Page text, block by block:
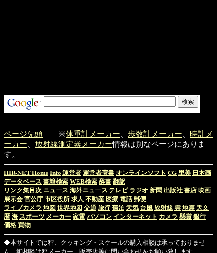
ページ先頭 ※体重計メーカー 歩数計メーカー
時計メ
ーカー
放射線測定器メーカー情報は別なページにありま
す。
HIR-NET Home Info 運営者 運営者著書 オンラインソフト CG 里美 日本画
データベース 書籍検索 WEB検索 辞書 翻訳
リンク集目次 ニュース 海外ニュース テレビ ラジオ 新聞 出版社 書店 映画
展示会 官公庁 市区役所 求人 不動産 医療 電話 郵便
ライブカメラ 地図 世界地図 交通 旅行 宿泊 天気 台風 放射線 雲 地震 天文
暦 海 スポーツ メーカー 家電 パソコン インターネット カメラ 懸賞 銀行
価格 買物
◆本サイトでは秤、クッキング・スケールの購入相談は承っておりませ
ん。御相談は秤メーカー、販売店等に問い合わせをお願い致します。